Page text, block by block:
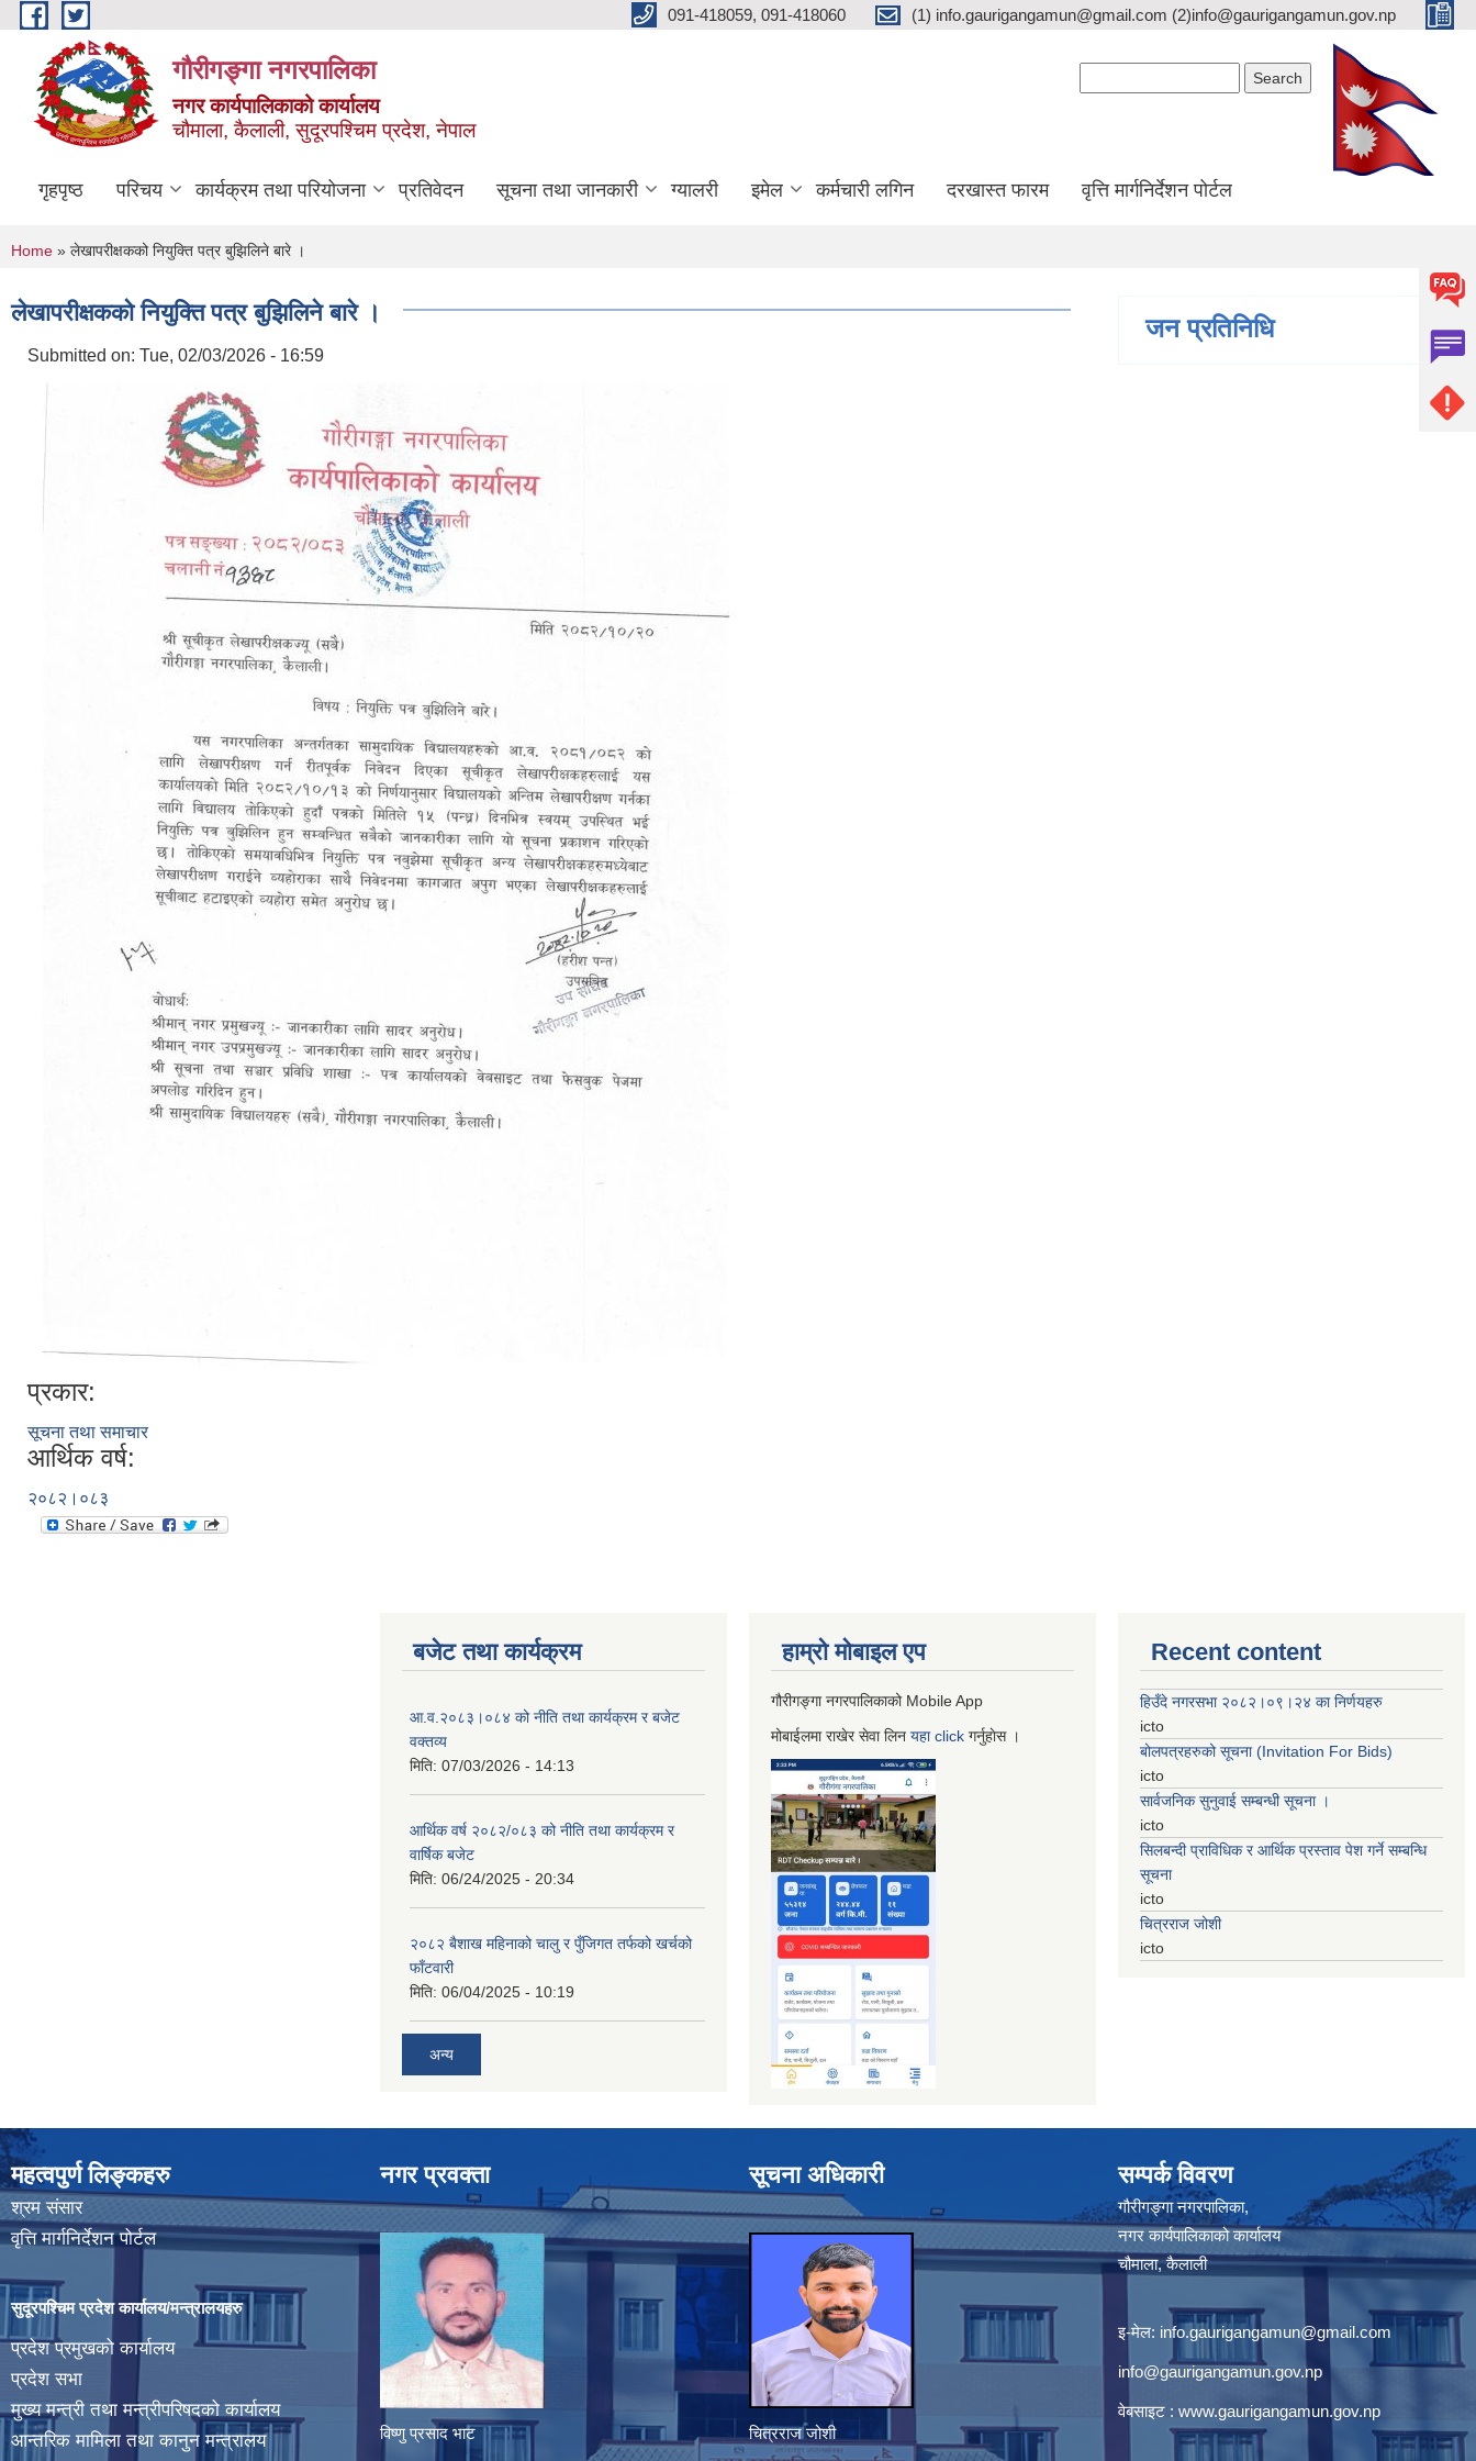
Skip to main content 091-418059, 091-418060 (1) info.gaurigangamun@gmail.com (2)info@gaurigangamun.gov.np
गौरीगङ्गा नगरपालिका
नगर कार्यपालिकाको कार्यालय
चौमाला, कैलाली, सुदूरपश्चिम प्रदेश, नेपाल
गृहपृष्ठ परिचय कार्यक्रम तथा परियोजना प्रतिवेदन सूचना तथा जानकारी ग्यालरी इमेल कर्मचारी लगिन दरखास्त फारम वृत्ति मार्गनिर्देशन पोर्टल
You are here
Home » लेखापरीक्षकको नियुक्ति पत्र बुझिलिने बारे ।
लेखापरीक्षकको नियुक्ति पत्र बुझिलिने बारे ।
Submitted on: Tue, 02/03/2026 - 16:59
प्रकार:
सूचना तथा समाचार
आर्थिक वर्ष:
२०८२।०८३
जन प्रतिनिधि
बजेट तथा कार्यक्रम
आ.व.२०८३।०८४ को नीति तथा कार्यक्रम र बजेट
वक्तव्य
मिति: 07/03/2026 - 14:13
आर्थिक वर्ष २०८२/०८३ को नीति तथा कार्यक्रम र
वार्षिक बजेट
मिति: 06/24/2025 - 20:34
२०८२ बैशाख महिनाको चालु र पुँजिगत तर्फको खर्चको
फाँटवारी
मिति: 06/04/2025 - 10:19
अन्य
हाम्रो माेबाइल एप
गौरीगङ्गा नगरपालिकाको Mobile App
मोबाईलमा राखेर सेवा लिन यहाclick गर्नुहाेस ।
Recent content
हिउँदे नगरसभा २०८२।०९।२४ का निर्णयहरु
icto
बोलपत्रहरुको सूचना (Invitation For Bids)
icto
सार्वजनिक सुनुवाई सम्बन्धी सूचना ।
icto
सिलबन्दी प्राविधिक र आर्थिक प्रस्ताव पेश गर्ने सम्बन्धि
सूचना
icto
चित्रराज जोशी
icto
महत्वपुर्ण लिङ्कहरु
श्रम संसार
वृत्ति मार्गनिर्देशन पोर्टल
सुदूरपश्चिम प्रदेश कार्यालय/मन्त्रालयहरु
प्रदेश प्रमुखको कार्यालय
प्रदेश सभा
मुख्य मन्त्री तथा मन्त्रीपरिषदको कार्यालय
आन्तरिक मामिला तथा कानुन मन्त्रालय
नगर प्रवक्ता
विष्णु प्रसाद भाट
सूचना अधिकारी
चित्रराज जोशी
सम्पर्क विवरण
गौरीगङ्गा नगरपालिका,
नगर कार्यपालिकाको कार्यालय
चौमाला, कैलाली
इ-मेल: info.gaurigangamun@gmail.com
info@gaurigangamun.gov.np
वेबसाइट : www.gaurigangamun.gov.np